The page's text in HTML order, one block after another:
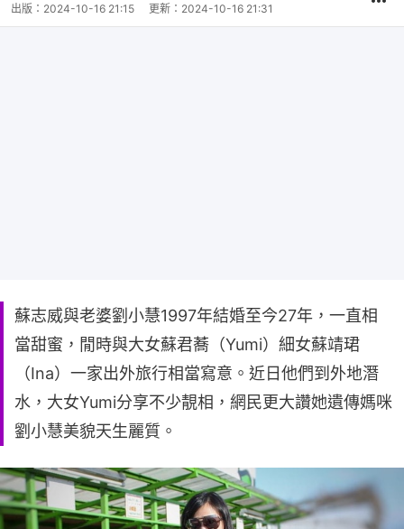
出版： 2024-10-16 21:15 更新： 2024-10-16 21:31
蘇志威與老婆劉小慧1997年結婚至今27年，一直相
當甜蜜，閒時與大女蘇君蕎（Yumi）細女蘇靖珺
（Ina）一家出外旅行相當寫意。近日他們到外地潛
水，大女Yumi分享不少靚相，網民更大讚她遺傳媽咪
劉小慧美貌天生麗質。